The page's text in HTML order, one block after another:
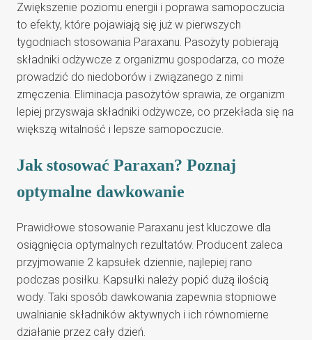
Zwiększenie poziomu energii i poprawa samopoczucia
to efekty, które pojawiają się już w pierwszych
tygodniach stosowania Paraxanu. Pasożyty pobierają
składniki odżywcze z organizmu gospodarza, co może
prowadzić do niedoborów i związanego z nimi
zmęczenia. Eliminacja pasożytów sprawia, że organizm
lepiej przyswaja składniki odżywcze, co przekłada się na
większą witalność i lepsze samopoczucie.
Jak stosować Paraxan? Poznaj
optymalne dawkowanie
Prawidłowe stosowanie Paraxanu jest kluczowe dla
osiągnięcia optymalnych rezultatów. Producent zaleca
przyjmowanie 2 kapsułek dziennie, najlepiej rano
podczas posiłku. Kapsułki należy popić dużą ilością
wody. Taki sposób dawkowania zapewnia stopniowe
uwalnianie składników aktywnych i ich równomierne
działanie przez cały dzień.